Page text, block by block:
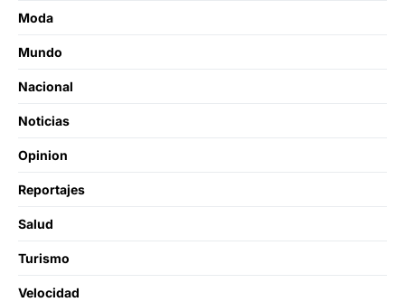
Moda
Mundo
Nacional
Noticias
Opinion
Reportajes
Salud
Turismo
Velocidad